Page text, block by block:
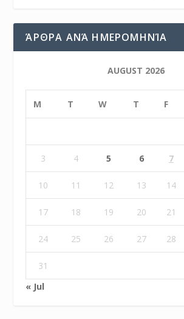
ΆΡΘΡΑ ΑΝΆ ΗΜΕΡΟΜΗΝΊΑ
AUGUST 2026
M T W T F
3 4 5 6 7
10 11 12 13 14
17 18 19 20 21
24 25 26 27 28
31
« Jul